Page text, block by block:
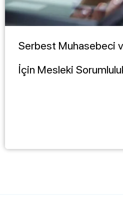
Serbest Muhasebeci
İçin Mesleki